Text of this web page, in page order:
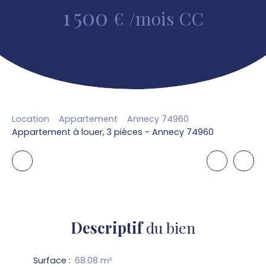
1 500 € /mois CC
Location Appartement
Annecy 74960
Appartement à louer, 3 pièces - Annecy 74960
Descriptifdu bien
Surface : 68.08 m²